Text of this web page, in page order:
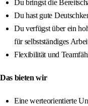
Du bringst die
Du hast gute
Du verfügst über ein
für selbstständiges
Flexibilität und
Das bieten wir
Eine werteorientierte